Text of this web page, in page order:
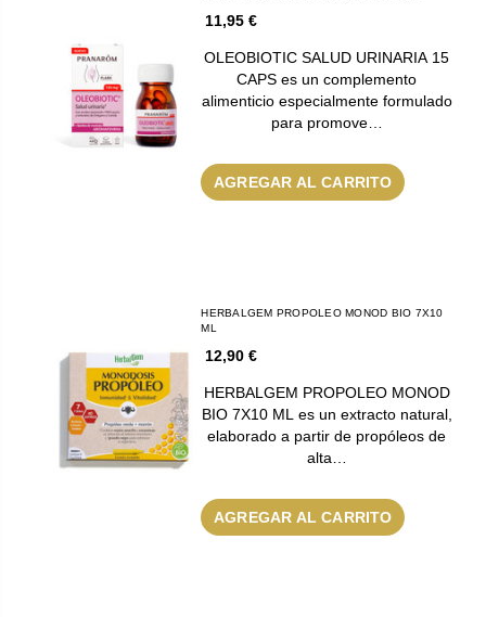
11,95 €
OLEOBIOTIC SALUD URINARIA 15
CAPS es un complemento
alimenticio especialmente formulado
para promove…
AGREGAR AL CARRITO
HERBALGEM PROPOLEO MONOD BIO 7X10
ML
12,90 €
HERBALGEM PROPOLEO MONOD
BIO 7X10 ML es un extracto natural,
elaborado a partir de propóleos de
alta…
AGREGAR AL CARRITO